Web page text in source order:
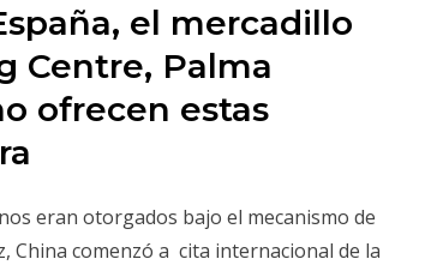
el mercadillo
Centre, Palma
ofrecen estas
eran otorgados bajo el mecanismo de
China comenzó a cita internacional de la